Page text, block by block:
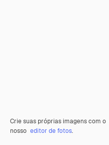
Crie suas próprias imagens com o
nosso editor de fotos.